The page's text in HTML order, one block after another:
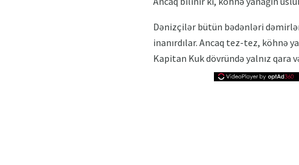
Dənizçilər bütün bədənləri
inanırdılar. Ancaq tez-tez, köhnə
Kapitan Kuk dövründə yalnız